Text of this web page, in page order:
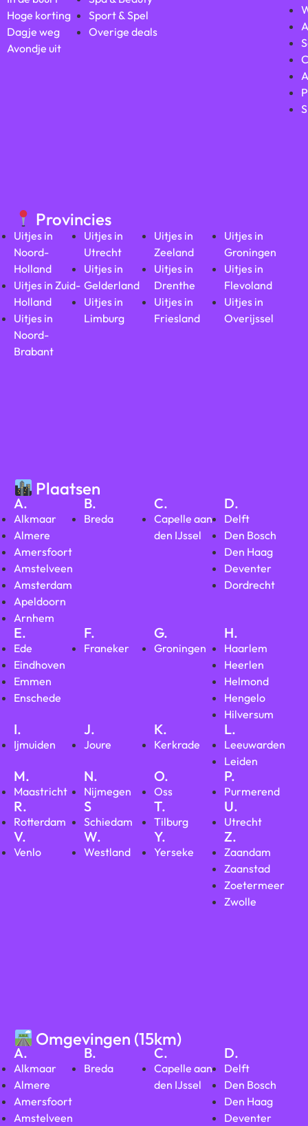
Hoge korting
Dagje weg
Avondje uit
Sport & Spel
Overige deals
Provincies
Uitjes in
Noord-
Holland
Uitjes in Zuid-
Holland
Uitjes in
Noord-
Brabant
Uitjes in
Utrecht
Uitjes in
Gelderland
Uitjes in
Limburg
Uitjes in
Zeeland
Uitjes in
Drenthe
Uitjes in
Friesland
Uitjes in
Groningen
Uitjes in
Flevoland
Uitjes in
Overijssel
Plaatsen
A.
Alkmaar
Almere
Amersfoort
Amstelveen
Amsterdam
Apeldoorn
Arnhem
B.
Breda
C.
Capelle aan
den IJssel
D.
Delft
Den Bosch
Den Haag
Deventer
Dordrecht
E.
Ede
Eindhoven
Emmen
Enschede
F.
Franeker
G.
Groningen
H.
Haarlem
Heerlen
Helmond
Hengelo
Hilversum
I.
Ijmuiden
J.
Joure
K.
Kerkrade
L.
Leeuwarden
Leiden
M.
Maastricht
N.
Nijmegen
O.
Oss
P.
Purmerend
R.
Rotterdam
S
Schiedam
T.
Tilburg
U.
Utrecht
V.
Venlo
W.
Westland
Y.
Yerseke
Z.
Zaandam
Zaanstad
Zoetermeer
Zwolle
Omgevingen (15km)
A.
Alkmaar
Almere
Amersfoort
Amstelveen
B.
Breda
C.
Capelle aan
den IJssel
D.
Delft
Den Bosch
Den Haag
Deventer